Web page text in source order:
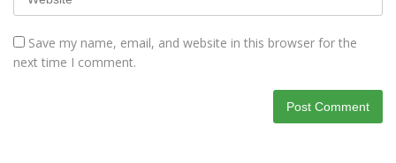
Save my name, email, and website in this browser for the
next time I comment.